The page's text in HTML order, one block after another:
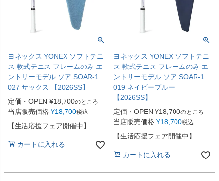
ヨネックス YONEX ソフトテニ
ス 軟式テニス フレームのみ エ
ントリーモデル ソア SOAR-1
027 サックス 【2026SS】
定価・OPEN ¥18,700のところ
当店販売価格 ¥18,700税込
【生活応援フェア開催中】
カートに入れる
ヨネックス YONEX ソフトテニ
ス 軟式テニス フレームのみ エ
ントリーモデル ソア SOAR-1
019 ネイビーブルー
【2026SS】
定価・OPEN ¥18,700のところ
当店販売価格 ¥18,700税込
【生活応援フェア開催中】
カートに入れる